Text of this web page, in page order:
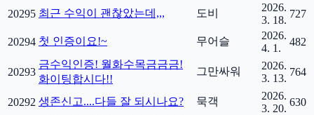
20295 최근 수익이 괜찮았는데,,, 도비
2026.
3. 18.
727
20294 첫 인증이요!~ 무어슬
2026.
4. 1.
482
20293
금수익인증! 월화수목금금금!
화이팅합시다!!
그만싸워
2026.
3. 13.
764
20292 생존신고....다들 잘 되시나요? 묵객
2026.
3. 20.
630